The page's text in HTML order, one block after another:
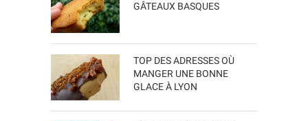
GÂTEAUX BASQUES
TOP DES ADRESSES OÙ
MANGER UNE BONNE
GLACE À LYON